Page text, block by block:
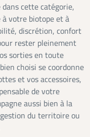
cette catégorie,
votre biotope et à
discrétion, confort
rester pleinement
sorties en toute
choisi se coordonne
et vos accessoires,
de votre
aussi bien à la
gestion du territoire ou